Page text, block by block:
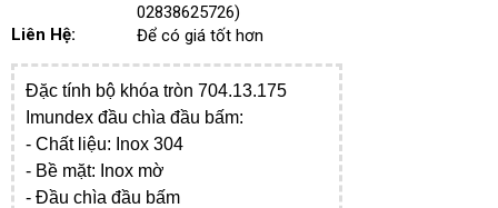
02838625726)
Liên Hệ:
Để có giá tốt hơn
Đặc tính bộ khóa tròn 704.13.175
Imundex đầu chìa đầu bấm:
- ​Chất liệu: Inox 304
- Bề mặt: Inox mờ
- Đầu chìa đầu bấm